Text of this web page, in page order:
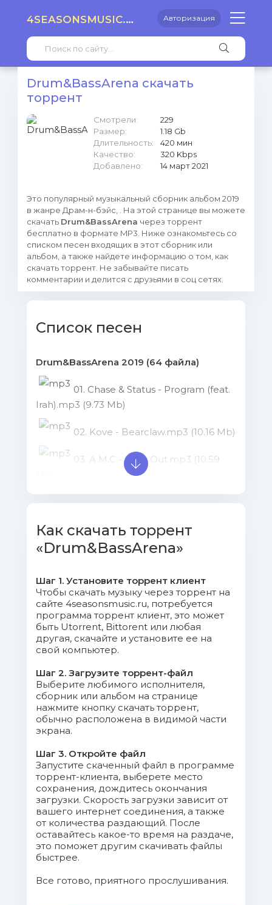
4SEASONSMUSIC.RU Авторизация
Drum&BassArena скачать
торрент
Смотрели:
229
Размер:
1.18 Gb
Длительность:
420 мин
Качество:
320 Kbps
Добавлено:
14 март 2021
Это популярный музыкальный сборник альбом 2019
в жанре Драм-н-бэйс, . На этой странице вы можете
скачать Drum&BassArena через торрент
бесплатно в формате MP3. Ниже ознакомьтесь со
списком песен входящих в этот сборник или
альбом, а также найдете информацию о том, как
скачать торрент. Не забывайте писать
комментарии и делится с друзьями в соц сетях.
Список песен
Drum&BassArena 2019 (64 файла)
01. Chase & Status - Program (feat.
Irah).mp3 (9.73 Mb)
02. Kove - Bearclaw.mp3 (10.16 Mb)
03. A.M.C - Look Out.mp3 (10.59
04. Turno - Asylum.mp3 (11.35 Mb)
05. Upgrade - Popular.mp3 (10.36
Mb)
(Mothership).mp3 (10.73 Mb)
07. A.M.C - Mind the Gap.mp3 (11.55
Mb)
08. Kove - Give & Take.mp3 (8.78
Mb)
09. Break - Last Goodbye (feat.
Celestine).mp3 (12.28 Mb)
(10.55 Mb)
11. 1991 - Illusions.mp3 (8.95 Mb)
12. Sub Focus & Dimension -
Desire.mp3 (8.31 Mb)
13. Brookes Brothers - Good
Как скачать торрент
«Drum&BassArena»
Шаг 1. Установите торрент клиент
Чтобы скачать музыку через торрент на
сайте 4seasonsmusic.ru, потребуется
программа торрент клиент, это может
быть Utorrent, Bittorent или любая
другая, скачайте и установите ее на
свой компьютер.
Шаг 2. Загрузите торрент-файл
Выберите любимого исполнителя,
сборник или альбом на странице
нажмите кнопку скачать торрент,
обычно расположена в видимой части
экрана.
Шаг 3. Откройте файл
Запустите скаченный файл в программе
торрент-клиента, выберете место
сохранения, дождитесь окончания
загрузки. Скорость загрузки зависит от
вашего интернет соединения, а также
от количества раздающий. После
оставайтесь какое-то время на раздаче,
это поможет другим скачивать файлы
быстрее.
Все готово, приятного прослушивания.